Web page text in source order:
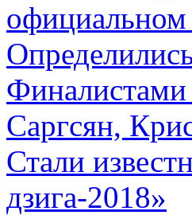
официальном
Финалистами
Саргсян,
Стали
дзига-2018»